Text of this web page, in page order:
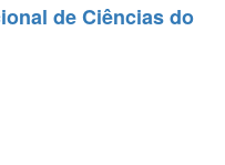
de Ciências do